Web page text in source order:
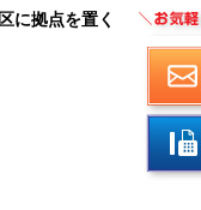
に拠点を置く